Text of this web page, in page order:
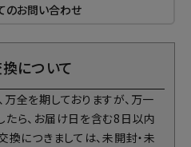
のお問い合わせ
について
全を期しておりますが、万一
たら、お届け日を含む8日以内
換につきましては、未開封・未